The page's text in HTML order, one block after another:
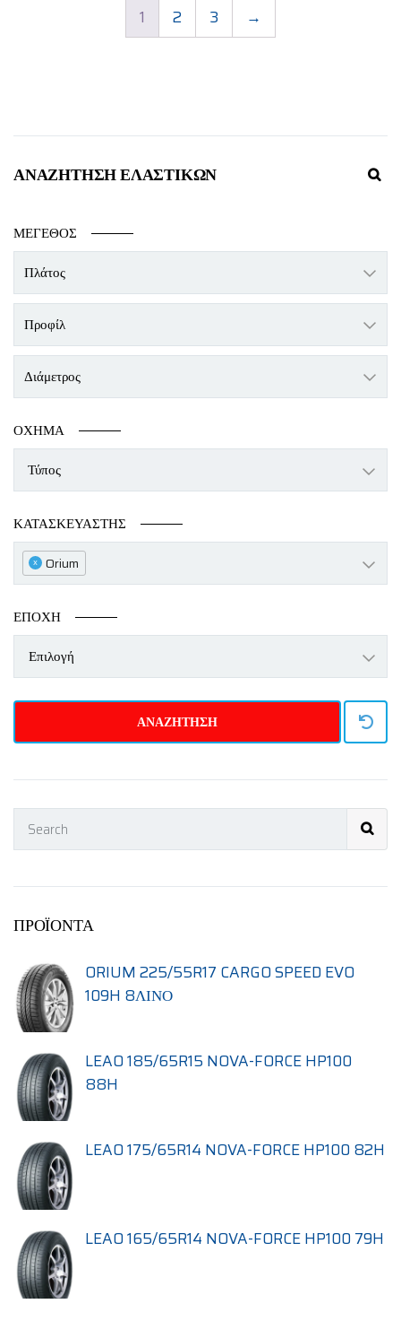
1 2 3 →
ΑΝΑΖΉΤΗΣΗ ΕΛΑΣΤΙΚΏΝ
ΜΈΓΕΘΟΣ
Πλάτος
Προφίλ
Διάμετρος
ΟΧΗΜΑ
ΚΑΤΑΣΚΕΥΑΣΤΉΣ
x Orium
ΕΠΟΧΉ
Επιλογή
ΑΝΑΖΗΤΗΣΗ
ΠΡΟΪΌΝΤΑ
ORIUM 225/55R17 CARGO SPEED EVO
109H 8ΛΙΝΟ
LEAO 185/65R15 NOVA-FORCE HP100
88H
LEAO 175/65R14 NOVA-FORCE HP100 82H
LEAO 165/65R14 NOVA-FORCE HP100 79H